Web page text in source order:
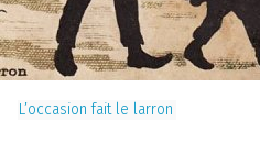
L’occasion fait le larron